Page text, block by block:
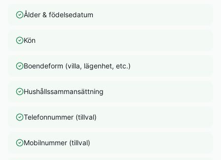
Ålder & födelsedatum
Kön
Boendeform (villa, lägenhet, etc.)
Hushållssammansättning
Telefonnummer (tillval)
Mobilnummer (tillval)